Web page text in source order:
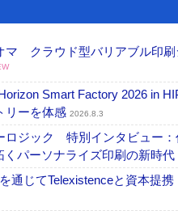
マ クラウド型バリアブル印
Smart Factory 2026 in
リーを体感 2026.8.3
ロジック 特別インタビュー
くパーソナライズ印刷の新時代
通じてTelexistenceと資本提